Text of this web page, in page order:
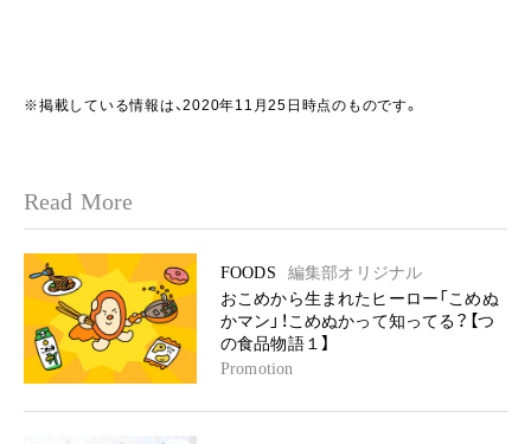
※掲載している情報は、2020年11月25日時点のものです。
Read More
FOODS
編集部オリジナル
おこめから生まれたヒーロー「こめぬ
かマン」！こめぬかって知ってる？【つ
の食品物語１】
Promotion